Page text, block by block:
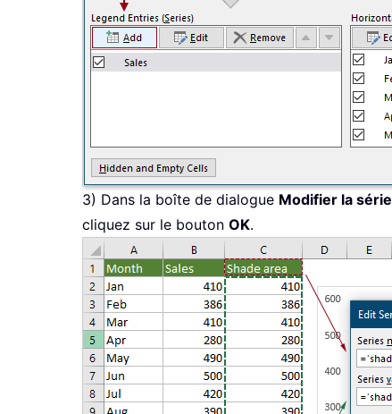
3) Dans la boîte de dialogue Modifier la série
cliquez sur le bouton OK.